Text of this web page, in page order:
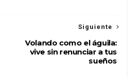
Siguiente
Volando como el águila:
vive sin renunciar a tus
sueños